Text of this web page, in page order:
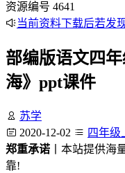
资源编号 4641
当前资料下载后若发
部编版语文四
海》ppt课件
苏学
2020-12-02
四年级
郑重承诺 丨本站提供海
靠!